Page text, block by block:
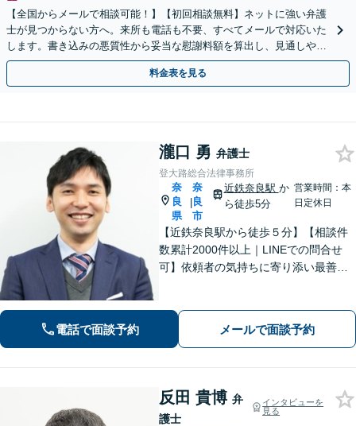
【全国からメールで相談可能！】【初回相談無料】ネットに強い弁護
士が見つからない方へ。来所も電話も不要、すべてメールで対応いた
します。書き込みの悪質性から妥当な慰謝料額を算出し、見通しや費
用面のリスクも包み隠さずお伝えしサポートします。
料金表を見る
瀧口 勇 弁護士
登大路総合法律事務所
奈
良
県
|
奈
良
市
近鉄奈良駅 か
ら徒歩5分
営業時間：本
日定休日
【近鉄奈良駅から徒歩５分】【相談件
数累計2000件以上｜LINEでの問合せ
可】依頼者の気持ちに寄り添い最善の
ン法律相談可能】
電話で面談予約 メールで面談予約
反田 貴博 弁
護士
インタビューを
見る